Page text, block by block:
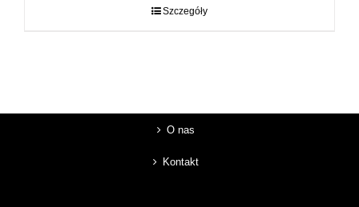
Szczegóły
O nas
Kontakt